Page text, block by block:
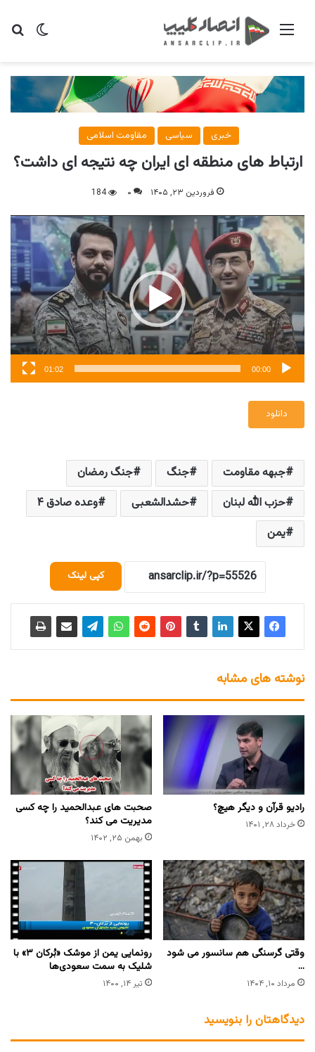
تغییر منو
خبری سیاسی مقاومت اسلامی
ارتباط های منطقه ای ایران چه نتیجه ای داشت؟
فروردین ۲۳, ۱۴۰۵ ۰ 184
نمایشگر
ویدیو
00:00
01:02
دانلود
جبهه مقاومت جنگ
جنگ رمضان
حزب الله لبنان
حشدالشعبی
وعده صادق ۴
یمن
کپی لینک
نوشته های مشابه
رادیو قرآن و دیگر هیچ؟
خرداد ۲۸, ۱۴۰۱
صحبت های عبدالحمید را چه کسی
مدیریت می کند؟
بهمن ۲۵, ۱۴۰۲
وقتی گرسنگی هم سانسور می شود
…
مرداد ۱۰, ۱۴۰۴
رونمایی یمن از موشک «بُرکان ۳» با
شلیک به سمت سعودی‌ها
تیر ۱۴, ۱۴۰۰
دیدگاهتان را بنویسید